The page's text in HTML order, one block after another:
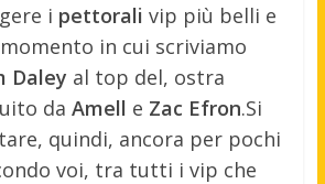
i pettorali vip più belli e
in cui scriviamo
Daley al top del, ostra
da Amell e Zac Efron.Si
quindi, ancora per pochi
voi, tra tutti i vip che